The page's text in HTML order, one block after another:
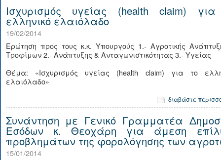
Ισχυρισμός υγείας (health claim)
ελληνικό ελαιόλαδο
19/02/2014
Ερώτηση προς τους κ.κ. Υπουργούς 1.- Αγροτικής
Τροφίμων 2.- Ανάπτυξης & Ανταγωνιστικότητας 3.- Υγείας
Θέμα: «Ισχυρισμός υγείας (health claim) για το
ελαιόλαδο»
διαβάστε
Συνάντηση με Γενικό Γραμματέα
Εσόδων κ. Θεοχάρη για άμεση
προβλημάτων της φορολόγησης των
15/01/2014